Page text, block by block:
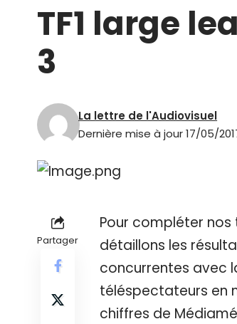
TF1 large
3
Dernière mise à jour 17/05/
La lettre de l'Audiovisuel
Partager
Pour compléter
détaillons les
concurrentes avec
téléspectateurs en
chiffres de